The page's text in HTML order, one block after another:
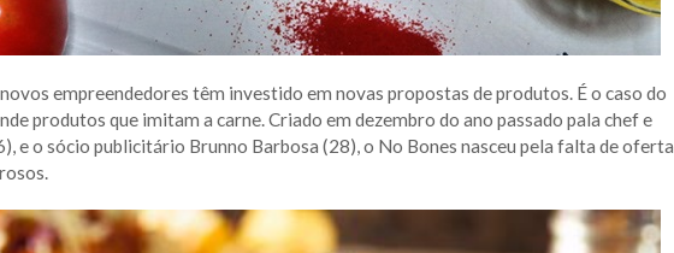
empreendedores têm investido em novas propostas de produtos. É o caso do
produtos que imitam a carne. Criado em dezembro do ano passado pala chef e
e o sócio publicitário Brunno Barbosa (28), o No Bones nasceu pela falta de oferta